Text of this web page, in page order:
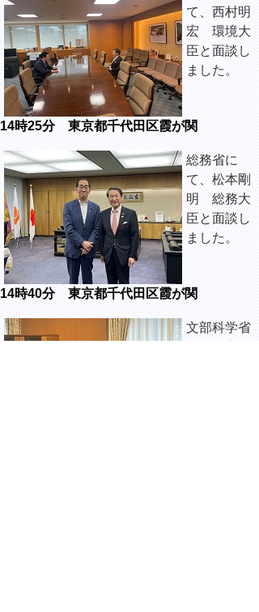
て、西村明
宏 環境大
臣と面談し
ました。
14時25分 東京都千代田区霞が関
総務省に
て、松本剛
明 総務大
臣と面談し
ました。
14時40分 東京都千代田区霞が関
文部科学省